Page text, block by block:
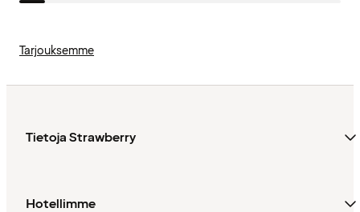
Tarjouksemme
Tietoja Strawberry
Hotellimme